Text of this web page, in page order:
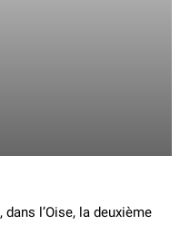
, dans l’Oise, la deuxième